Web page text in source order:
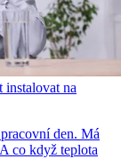
instalovat na
den. Má
co když teplota